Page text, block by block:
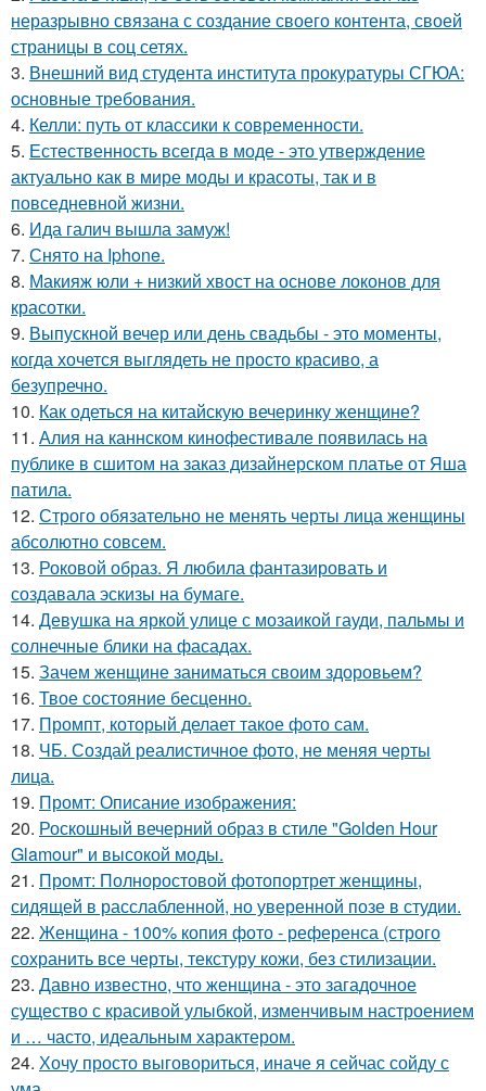
неразрывно связана с создание своего контента, своей
страницы в соц сетях.
3. Внешний вид студента института прокуратуры СГЮА:
основные требования.
4. Келли: путь от классики к современности.
5. Естественность всегда в моде - это утверждение
актуально как в мире моды и красоты, так и в
повседневной жизни.
6. Ида галич вышла замуж!
7. Снято на Iphone.
8. Макияж юли + низкий хвост на основе локонов для
красотки.
9. Выпускной вечер или день свадьбы - это моменты,
когда хочется выглядеть не просто красиво, а
безупречно.
10. Как одеться на китайскую вечеринку женщине?
11. Алия на каннском кинофестивале появилась на
публике в сшитом на заказ дизайнерском платье от Яша
патила.
12. Строго обязательно не менять черты лица женщины
абсолютно совсем.
13. Роковой образ. Я любила фантазировать и
создавала эскизы на бумаге.
14. Девушка на яркой улице с мозаикой гауди, пальмы и
солнечные блики на фасадах.
15. Зачем женщине заниматься своим здоровьем?
16. Твое состояние бесценно.
17. Промпт, который делает такое фото сам.
18. ЧБ. Создай реалистичное фото, не меняя черты
лица.
19. Промт: Описание изображения:
20. Роскошный вечерний образ в стиле "Golden Hour
Glamour" и высокой моды.
21. Промт: Полноростовой фотопортрет женщины,
сидящей в расслабленной, но уверенной позе в студии.
22. Женщина - 100% копия фото - референса (строго
сохранить все черты, текстуру кожи, без стилизации.
23. Давно известно, что женщина - это загадочное
существо с красивой улыбкой, изменчивым настроением
и … часто, идеальным характером.
24. Хочу просто выговориться, иначе я сейчас сойду с